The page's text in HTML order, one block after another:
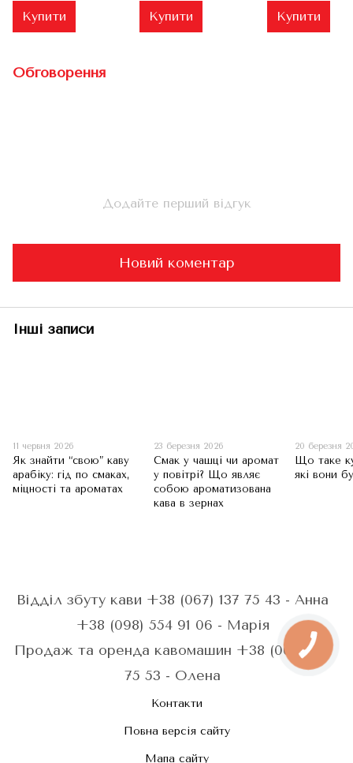
Купити Купити Купити
Обговорення
Додайте перший відгук
Новий коментар
Інші записи
11 червня 2026
Як знайти “свою” каву
арабіку: гід по смаках,
міцності та ароматах
23 березня 2026
Смак у чашці чи аромат
у повітрі? Що являє
собою ароматизована
кава в зернах
20 березня
Що таке
які вони
Відділ збуту кави +38 (067) 137 75 43 - Анна
+38 (098) 554 91 06 - Марія
Продаж та оренда кавомашин +38 (067) 287
75 53 - Олена
Контакти
Повна версія сайту
Мапа сайту